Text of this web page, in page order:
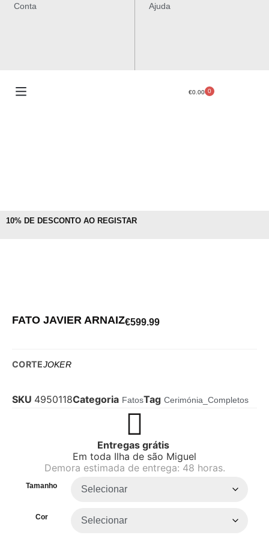
Conta Ajuda
€0.00 0
10% DE DESCONTO AO REGISTAR
FATO JAVIER ARNAIZ€599.99
CORTEJOKER
SKU 4950118Categoria FatosTag Cerimónia_Completos
Entregas grátis
Em toda Ilha de são Miguel
Demora estimada de entrega: 48 horas.
Tamanho
Cor